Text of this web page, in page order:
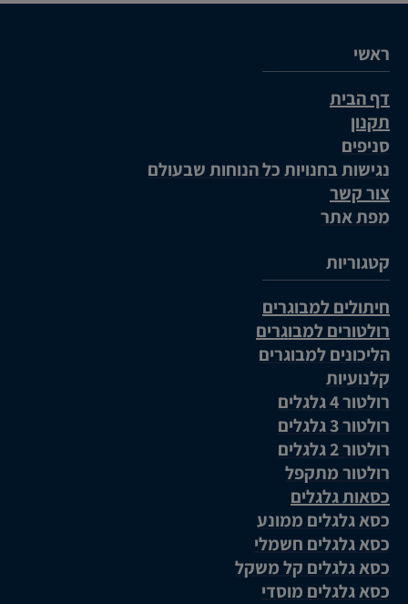
ראשי
דף הבית
תקנון
סניפים
נגישות בחנויות כל הנוחות שבעולם
צור קשר
מפת אתר
קטגוריות
חיתולים למבוגרים
רולטורים למבוגרים
הליכונים למבוגרים
קלנועיות
רולטור 4 גלגלים
רולטור 3 גלגלים
רולטור 2 גלגלים
רולטור מתקפל
כסאות גלגלים
כסא גלגלים ממונע
כסא גלגלים חשמלי
כסא גלגלים קל משקל
כסא גלגלים מוסדי